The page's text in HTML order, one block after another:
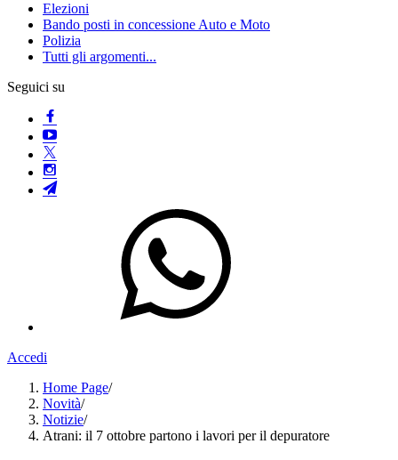
Elezioni
Bando posti in concessione Auto e Moto
Polizia
Tutti gli argomenti...
Seguici su
Accedi
Home Page/
Novità/
Notizie/
Atrani: il 7 ottobre partono i lavori per il depuratore